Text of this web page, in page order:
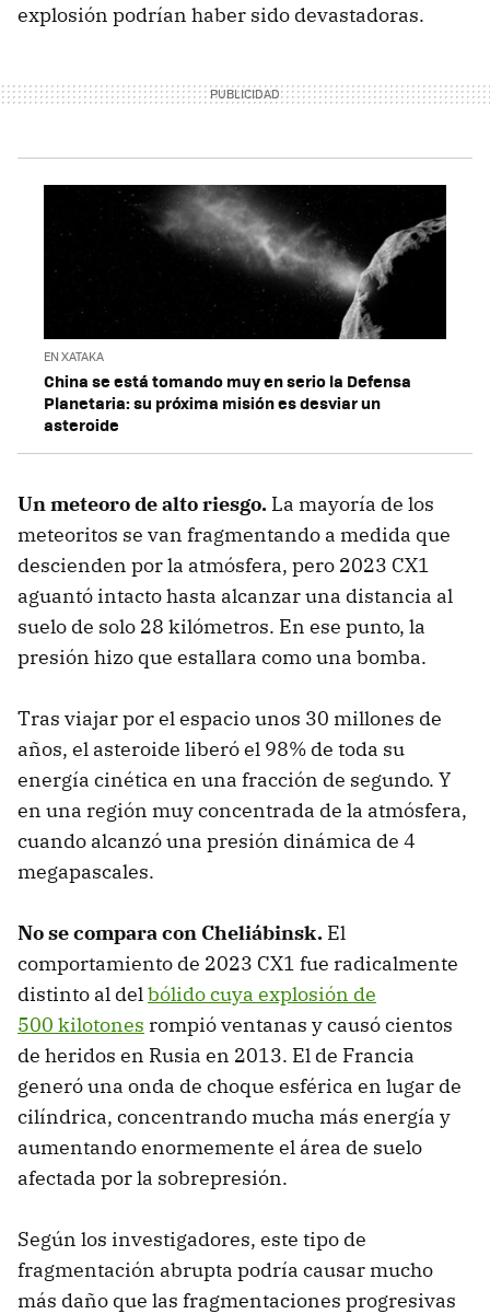
explosión podrían haber sido devastadoras.
EN XATAKA
China se está tomando muy en serio la Defensa
Planetaria: su próxima misión es desviar un
asteroide
Un meteoro de alto riesgo. La mayoría de los
meteoritos se van fragmentando a medida que
descienden por la atmósfera, pero 2023 CX1
aguantó intacto hasta alcanzar una distancia al
suelo de solo 28 kilómetros. En ese punto, la
presión hizo que estallara como una bomba.
Tras viajar por el espacio unos 30 millones de
años, el asteroide liberó el 98% de toda su
energía cinética en una fracción de segundo. Y
en una región muy concentrada de la atmósfera,
cuando alcanzó una presión dinámica de 4
megapascales.
No se compara con Cheliábinsk. El
comportamiento de 2023 CX1 fue radicalmente
distinto al delbólido cuya explosión de
500 kilotones rompió ventanas y causó cientos
de heridos en Rusia en 2013. El de Francia
generó una onda de choque esférica en lugar de
cilíndrica, concentrando mucha más energía y
aumentando enormemente el área de suelo
afectada por la sobrepresión.
Según los investigadores, este tipo de
fragmentación abrupta podría causar mucho
más daño que las fragmentaciones progresivas